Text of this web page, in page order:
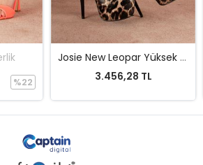
Auriss Fuşya Rugan Kadın Çift Platform Özel Tasarım Ayakkabı
4.298,18 TL